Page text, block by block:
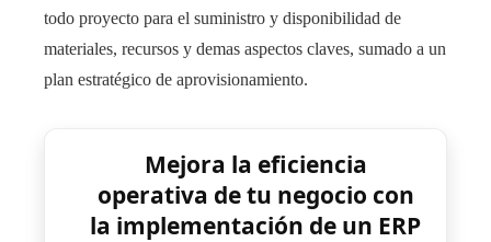
todo proyecto para el suministro y disponibilidad de
materiales, recursos y demas aspectos claves, sumado a un
plan estratégico de aprovisionamiento.
Mejora la eficiencia
operativa de tu negocio con
la implementación de un ERP